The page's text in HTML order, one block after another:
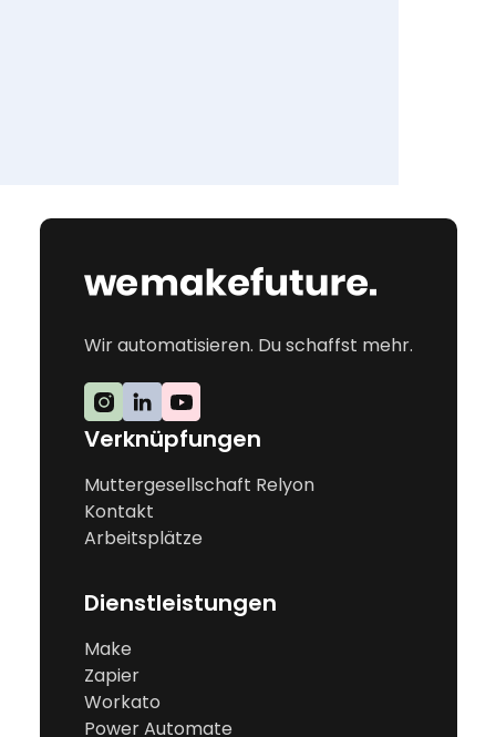
Wir automatisieren. Du schaffst mehr.
Verknüpfungen
Muttergesellschaft Relyon
Kontakt
Arbeitsplätze
Dienstleistungen
Make
Zapier
Workato
Power Automate